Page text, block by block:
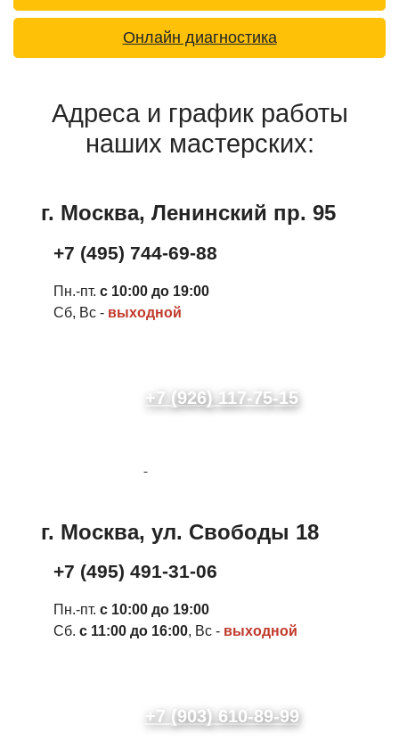
Онлайн диагностика
Адреса и график работы
наших мастерских:
г. Москва, Ленинский пр. 95
+7 (495) 744-69-88
Пн.-пт. с 10:00 до 19:00
Сб, Вс - выходной
+7 (926) 117-75-15
г. Москва, ул. Свободы 18
+7 (495) 491-31-06
Пн.-пт. с 10:00 до 19:00
Сб. с 11:00 до 16:00, Вс - выходной
+7 (903) 610-89-99